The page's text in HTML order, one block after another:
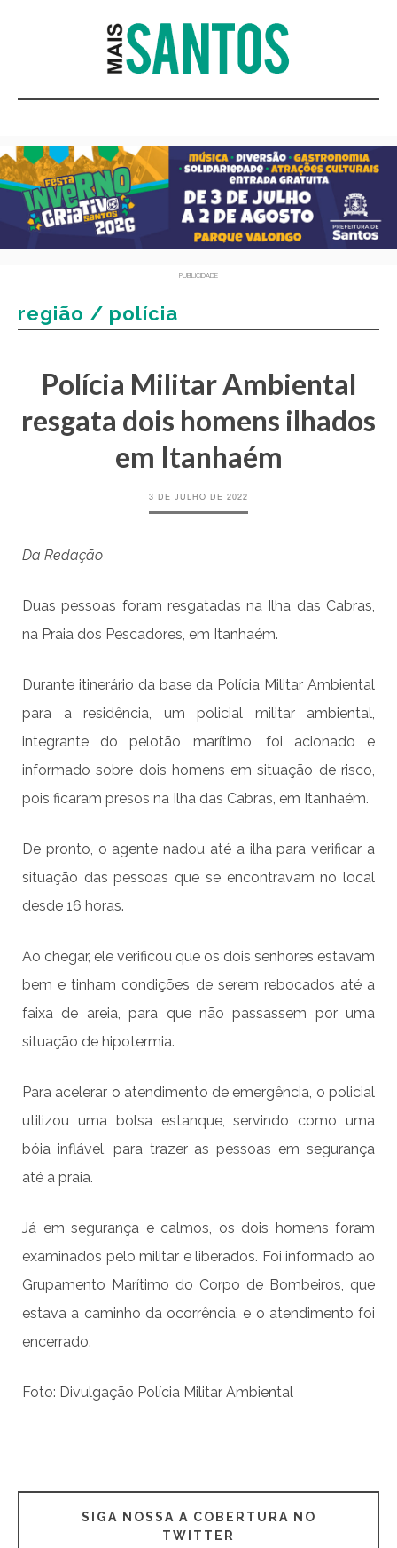
PUBLICIDADE
região / polícia
Polícia Militar Ambiental
resgata dois homens ilhados
em Itanhaém
3 DE JULHO DE 2022
Da Redação
Duas pessoas foram resgatadas na Ilha das Cabras,
na Praia dos Pescadores, em Itanhaém.
Durante itinerário da base da Polícia Militar Ambiental
para a residência, um policial militar ambiental,
integrante do pelotão marítimo, foi acionado e
informado sobre dois homens em situação de risco,
pois ficaram presos na Ilha das Cabras, em Itanhaém.
De pronto, o agente nadou até a ilha para verificar a
situação das pessoas que se encontravam no local
desde 16 horas.
Ao chegar, ele verificou que os dois senhores estavam
bem e tinham condições de serem rebocados até a
faixa de areia, para que não passassem por uma
situação de hipotermia.
Para acelerar o atendimento de emergência, o policial
utilizou uma bolsa estanque, servindo como uma
bóia inflável, para trazer as pessoas em segurança
até a praia.
Já em segurança e calmos, os dois homens foram
examinados pelo militar e liberados. Foi informado ao
Grupamento Marítimo do Corpo de Bombeiros, que
estava a caminho da ocorrência, e o atendimento foi
encerrado.
Foto: Divulgação Polícia Militar Ambiental
SIGA NOSSA A COBERTURA NO
TWITTER